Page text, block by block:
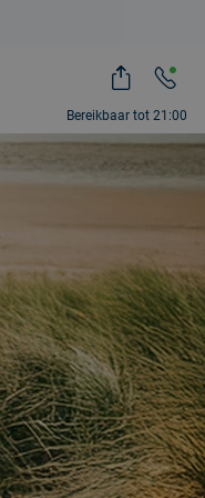
Bereikbaar tot 21:00